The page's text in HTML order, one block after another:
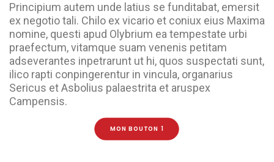
Principium autem unde latius se funditabat, emersit
ex negotio tali. Chilo ex vicario et coniux eius Maxima
nomine, questi apud Olybrium ea tempestate urbi
praefectum, vitamque suam venenis petitam
adseverantes inpetrarunt ut hi, quos suspectati sunt,
ilico rapti conpingerentur in vincula, organarius
Sericus et Asbolius palaestrita et aruspex
Campensis.
MON BOUTON 1